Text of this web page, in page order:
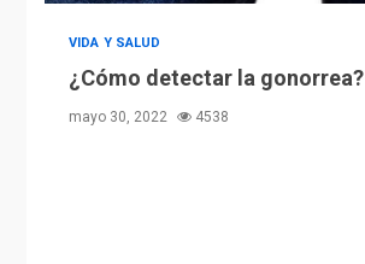
VIDA Y SALUD
¿Cómo detectar la gonorrea?
mayo 30, 2022 4538